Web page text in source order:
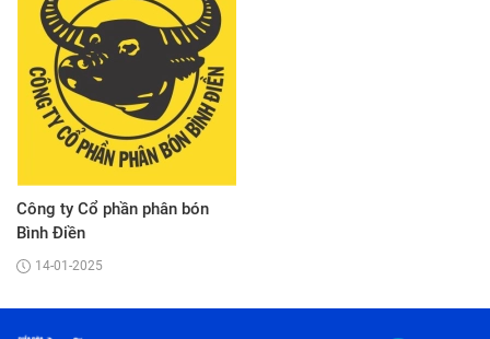
Công ty Cổ phần phân bón
Bình Điền
14-01-2025